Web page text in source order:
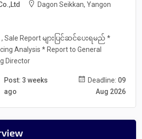
Dagon Seikkan, Yangon
, Sale Report များပြင်ဆင်ပေးရမည် *
Analysis * Report to General
Director
Post: 3 weeks
ago
Deadline: 09
Aug 2026